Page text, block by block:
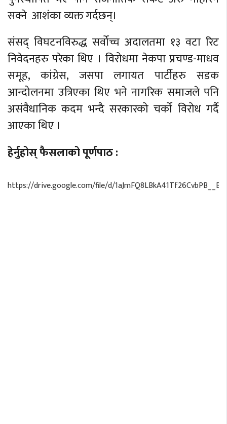
सक्ने आशंका व्यक्त गर्दछन्।
संसद् विघटनविरुद्ध सर्वोच्च अदालतमा १३ वटा रिट
निवेदनहरु परेका थिए । विरोधमा नेकपा प्रचण्ड-माधव
समूह, कांग्रेस, जसपा लगायत पार्टीहरु सडक
आन्दोलनमा उत्रिएका थिए भने नागरिक समाजले पनि
असंवैधानिक कदम भन्दै सरकारको चर्को विरोध गर्दै
आएका थिए ।
हेर्नुहोस् फैसलाको पूर्णपाठ :
https://drive.google.com/file/d/